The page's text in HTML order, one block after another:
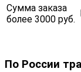
Сумма заказа
более 3000 руб.
По России